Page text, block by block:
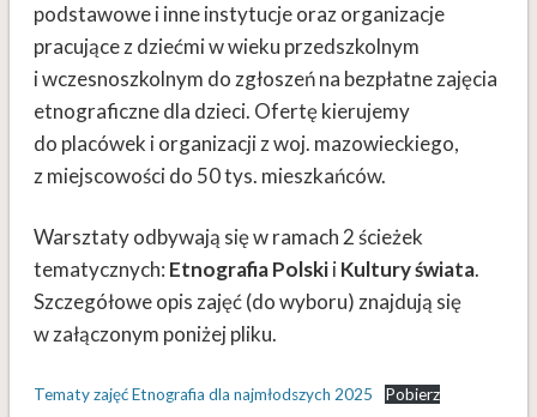
podstawowe i inne instytucje oraz organizacje
pracujące z dziećmi w wieku przedszkolnym
i wczesnoszkolnym do zgłoszeń na bezpłatne zajęcia
etnograficzne dla dzieci. Ofertę kierujemy
do placówek i organizacji z woj. mazowieckiego,
z miejscowości do 50 tys. mieszkańców.
Warsztaty odbywają się w ramach 2 ścieżek
tematycznych: Etnografia PolskiiKultury świata.
Szczegółowe opis zajęć (do wyboru) znajdują się
w załączonym poniżej pliku.
Tematy zajęć Etnografia dla najmłodszych 2025 Pobierz